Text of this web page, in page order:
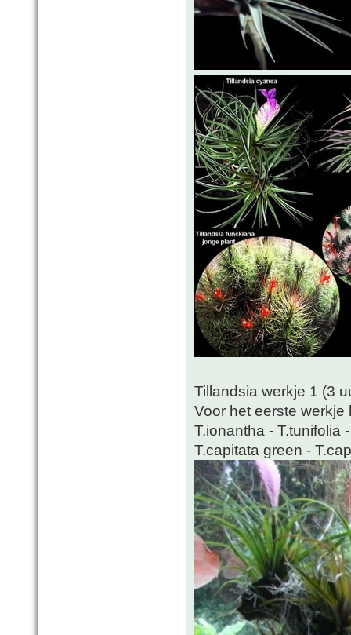
Tillandsia werkje 1 (3
Voor het eerste
T.ionantha - T.tunifolia
T.capitata green -